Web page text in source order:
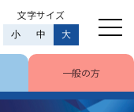
文字サイズ
小 中 大
一般の方